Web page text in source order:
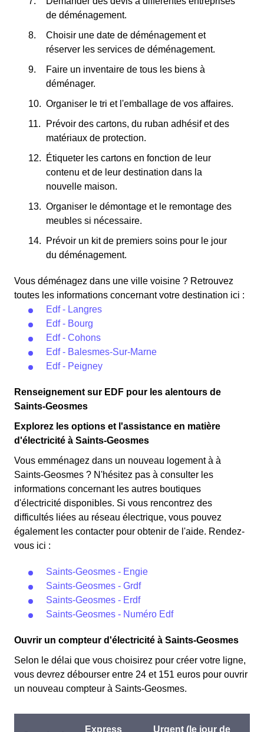
de déménagement.
Choisir une date de déménagement et
réserver les services de déménagement.
Faire un inventaire de tous les biens à
déménager.
Organiser le tri et l'emballage de vos affaires.
Prévoir des cartons, du ruban adhésif et des
matériaux de protection.
Étiqueter les cartons en fonction de leur
contenu et de leur destination dans la
nouvelle maison.
Organiser le démontage et le remontage des
meubles si nécessaire.
Prévoir un kit de premiers soins pour le jour
du déménagement.
Vous déménagez dans une ville voisine ? Retrouvez
toutes les informations concernant votre destination ici :
Edf - Langres
Edf - Bourg
Edf - Cohons
Edf - Balesmes-Sur-Marne
Edf - Peigney
Renseignement sur EDF pour les alentours de
Saints-Geosmes
Explorez les options et l'assistance en matière
d'électricité à Saints-Geosmes
Vous emménagez dans un nouveau logement à à
Saints-Geosmes ? N'hésitez pas à consulter les
informations concernant les autres boutiques
d'électricité disponibles. Si vous rencontrez des
difficultés liées au réseau électrique, vous pouvez
également les contacter pour obtenir de l'aide. Rendez-
vous ici :
Saints-Geosmes - Engie
Saints-Geosmes - Grdf
Saints-Geosmes - Erdf
Saints-Geosmes - Numéro Edf
Ouvrir un compteur d'électricité à Saints-Geosmes
Selon le délai que vous choisirez pour créer votre ligne,
vous devrez débourser entre 24 et 151 euros pour ouvrir
un nouveau compteur à Saints-Geosmes.